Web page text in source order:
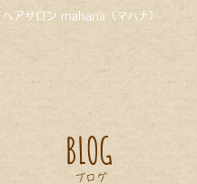
ヘアサロン mahana（マハナ）
ブログ
BLOG